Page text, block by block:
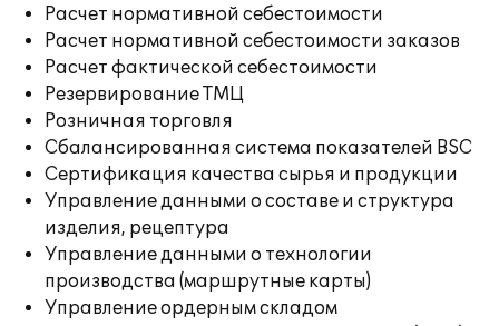
Расчет нормативной себестоимости
Расчет нормативной себестоимости заказов
Расчет фактической себестоимости
Резервирование ТМЦ
Розничная торговля
Сбалансированная система показателей BSC
Сертификация качества сырья и продукции
Управление данными о составе и структура
изделия, рецептура
Управление данными о технологии
производства (маршрутные карты)
Управление ордерным складом